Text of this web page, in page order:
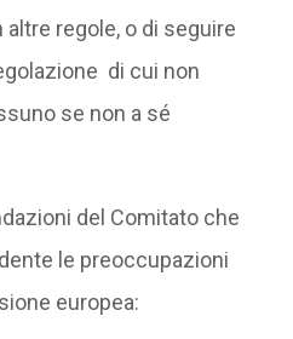
regole, o di seguire
di cui non
se non a sé
del Comitato che
le preoccupazioni
europea: